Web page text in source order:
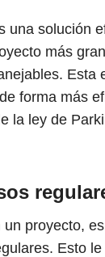
una solución
más
Esta
forma más
la ley de
proyecto,
Esto